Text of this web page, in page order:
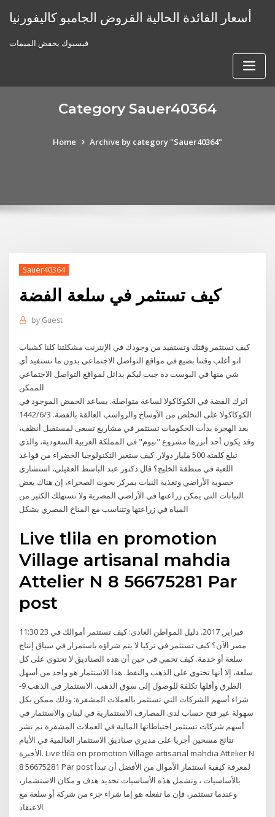
أسعار الفائدة الحالية القروض الجامبو كاليفورنيا
فيسبوك يخفض الميمات
Category Sauer40364
Home Archive by category "Sauer40364"
Sauer40364
كيف تستثمر في سلعة الفضة
by Guest
كيف تستثمر وقتك وتستفيد من وجودك في الإنترنت مشكلتنا كلنا كشباب
انو أغلب وقتنا بضيع في مواقع التواصل الاجتماعي بدون ما نستفيد أي
شي منها في البوست ده جبت ليكم بدائل لمواقع التواصل الاجتماعي
الممكن
اترك الفضة في الكوكاكولا لساعة متواصلة. يساعد الحمض الموجود في
الكوكاكولا على التخلص من الأوساخ والرواسب العالقة بالفضة. 3‏‏/6‏‏/1442
بعد الهجرة بدأت الحكومات تستثمر في مشاريع تسعى لمستقبل أنظف،
وقد يكون أحد أبرزها مشروع "نيوم" في المملكة العربية السعودية، والذي
تبلغ كلفته 500 مليار دولار. كيف ستغير التكنولوجيا الخضراء من قواعد
اللعبة في منطقة الخليج؟ قال دكتور عبد الباسط العقيلي، استشاري
خصوبة الأراضي وتغذية النبات بمركز بحوث الصحراء، إن هناك بعض
النباتات التي يمكن زراعتها في الأراضي المصرية ولا تستهلك الكثير من
المياه في زراعتها وتتناسب مع المناخ المصري بشكل
Live tlila en promotion
Village artisanal mahdia
Attelier N 8 56675281 Par
post
11:30 23 فبراير, 2017. دليل المواطن العادي: كيف تستثمر أموالك في
مصر الآن؟ كيف تستثمر في تركيا لا يتم شراؤه باستمرار في سياق إنتاج
سلعة أو خدمة. كيف تحمي في حين أن هذه الصناديق لا تحتوي على كل
سلعة، إلا أنها تحتوي على الذهب والنفط. هذا الاستثمار هو واحد من أسهل
الطرق وأقلها تكلفة للوصول إلى سوق الذهب. الاستثمار في الذهب 9-
شراء أسهم الشركات التي تستثمر بالعملات المشفرة: وذلك ممكن بكل
سهولة عبر فتح حساب لدى المصارف الاستثمارية في لبنان والاستثمار في
أسهم شركات تستثمر احتياطاتها المالية في العملات المشفرة تم نشر
نتائج مسحين أجريا على مديري صناديق الاستثمار العالمية في الأيام
الأخيرة. Live tlila en promotion Village artisanal mahdia Attelier N
8 56675281 Par post لمعرفة كيفية استثمار الأموال من الأفضل أن تبدأ
بالأساسيات ، وتشمل هذه الأساسيات تحديد هدف و مكان الاستشمار،
وعندما تستثمر، فإن ما تفعله هو إما شراء جزء من شركة أو سلعة مع
الاعتقاد